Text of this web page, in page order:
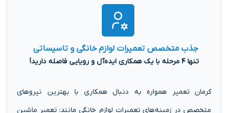
جذب متخصص تعمیرات لوازم خانگی و تاسیساتی
تنها ۴ مرحله با یک همکاری ایده‌آل و رویایی فاصله دارید!
کرمان تعمیر همواره به دنبال همکاری با بهترین نیروهای
متخصص در زمینه‌های تعمیرات لوازم خانگی مانند: تعمیر ماشین